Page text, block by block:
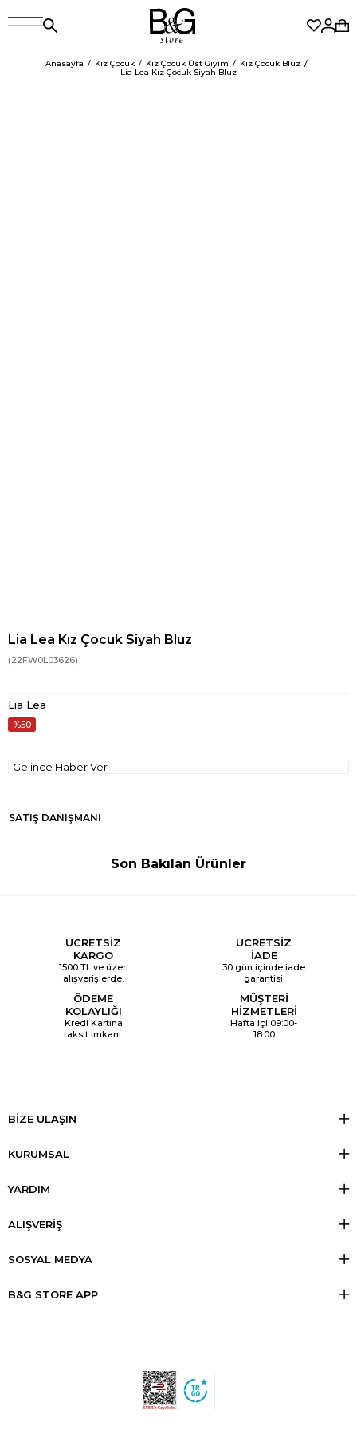
Anasayfa Kız Çocuk Kız Çocuk Üst Giyim
Kız Çocuk Bluz
Lia Lea Kız Çocuk Siyah Bluz
Lia Lea Kız Çocuk Siyah Bluz
(22FW0L03626)
Lia Lea
50
Gelince Haber Ver
SATIŞ DANIŞMANI
Son Bakılan Ürünler
ÜCRETSİZ
KARGO
1500 TL ve üzeri
alışverişlerde.
ÜCRETSİZ
İADE
30 gün içinde iade
garantisi.
ÖDEME
KOLAYLIĞI
Kredi Kartına
taksit imkanı.
MÜŞTERİ
HİZMETLERİ
Hafta içi 09:00-
18:00
BİZE ULAŞIN
KURUMSAL
YARDIM
ALIŞVERİŞ
SOSYAL MEDYA
B&G STORE APP